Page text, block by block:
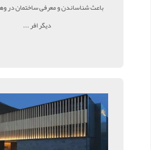
باعث شناساندن و معرفی ساختمان در
دیگر افر ...